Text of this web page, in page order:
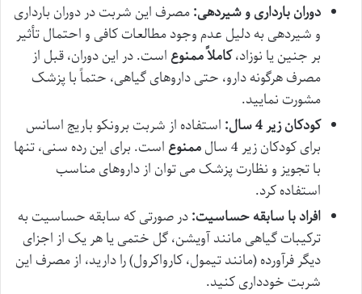
دوران بارداری و شیردهی:مصرف این شربت در دوران بارداری
و شیردهی به دلیل عدم وجود مطالعات کافی و احتمال تأثیر
بر جنین یا نوزاد،کاملاً ممنوع است. در این دوران، قبل از
مصرف هرگونه دارو، حتی داروهای گیاهی، حتماً با پزشک
مشورت نمایید.
کودکان زیر 4 سال:
استفاده از شربت برونکو باریج اسانس
برای کودکان زیر 4 سال
ممنوع است. برای این رده سنی، تنها
با تجویز و نظارت پزشک می توان از داروهای مناسب
استفاده کرد.
افراد با سابقه حساسیت:در صورتی که سابقه حساسیت به
ترکیبات گیاهی مانند آویشن، گل ختمی یا هر یک از اجزای
دیگر فرآورده (مانند تیمول، کارواکرول) را دارید، از مصرف این
شربت خودداری کنید.